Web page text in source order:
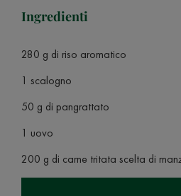
Ingredienti
280 g di riso aromatico
1 scalogno
50 g di pangrattato
1 uovo
200 g di carne tritata scelta di